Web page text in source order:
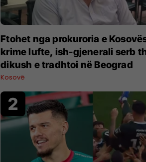
Ftohet nga prokuroria e
krime lufte, ish-gjenerali serb
dikush e tradhtoi në Beograd
Kosovë